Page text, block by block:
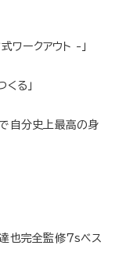
ワークアウト -」
る」
自分史上最高の身
也完全監修７sベス